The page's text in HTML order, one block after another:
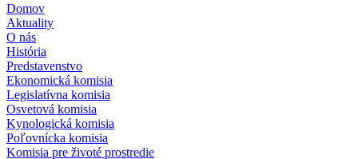
Domov
Aktuality
O nás
História
Predstavenstvo
Ekonomická komisia
Legislatívna komisia
Osvetová komisia
Kynologická komisia
Poľovnícka komisia
Komisia pre životé prostredie